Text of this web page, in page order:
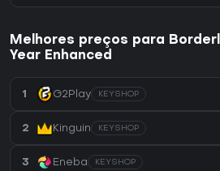
Melhores preços para
Year Enhanced
1 G2Play KEYSHOP
2 Kinguin KEYSHOP
3 Eneba KEYSHOP